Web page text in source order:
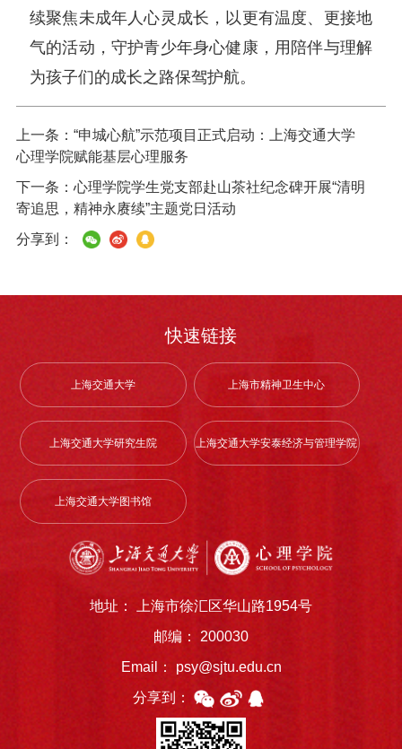
续聚焦未成年人心灵成长，以更有温度、更接地
气的活动，守护青少年身心健康，用陪伴与理解
为孩子们的成长之路保驾护航。
上一条： “申城心航”示范项目正式启动：上海交通大学
心理学院赋能基层心理服务
下一条： 心理学院学生党支部赴山茶社纪念碑开展“清明
寄追思，精神永赓续”主题党日活动
分享到：
快速链接
上海交通大学 上海市精神卫生中心
上海交通大学研究生院 上海交通大学安泰经济与管理学院
上海交通大学图书馆
地址： 上海市徐汇区华山路1954号
邮编： 200030
Email： psy@sjtu.edu.cn
分享到：